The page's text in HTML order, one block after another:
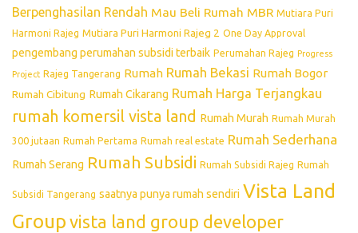
Berpenghasilan Rendah Mau Beli Rumah MBR Mutiara Puri
Harmoni Rajeg Mutiara Puri Harmoni Rajeg 2 One Day Approval
pengembang perumahan subsidi terbaik Perumahan Rajeg Progress
Project Rajeg Tangerang Rumah Rumah Bekasi Rumah Bogor
Rumah Cibitung Rumah Cikarang Rumah Harga Terjangkau
rumah komersil vista land Rumah Murah Rumah Murah
300 jutaan Rumah Pertama Rumah real estate Rumah Sederhana
Rumah Serang Rumah Subsidi Rumah Subsidi Rajeg Rumah
Subsidi Tangerang saatnya punya rumah sendiri Vista Land
Group vista land group developer